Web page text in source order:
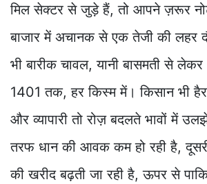
मिल सेक्टर से जुड़े हैं, तो आपने ज़रूर नोट
बाजार में अचानक से एक तेजी की लहर
भी बारीक चावल, यानी बासमती से
1401 तक, हर किस्म में। किसान भी
और व्यापारी तो रोज़ बदलते भावों में
तरफ धान की आवक कम हो रही है, दूसरी
की खरीद बढ़ती जा रही है, ऊपर से